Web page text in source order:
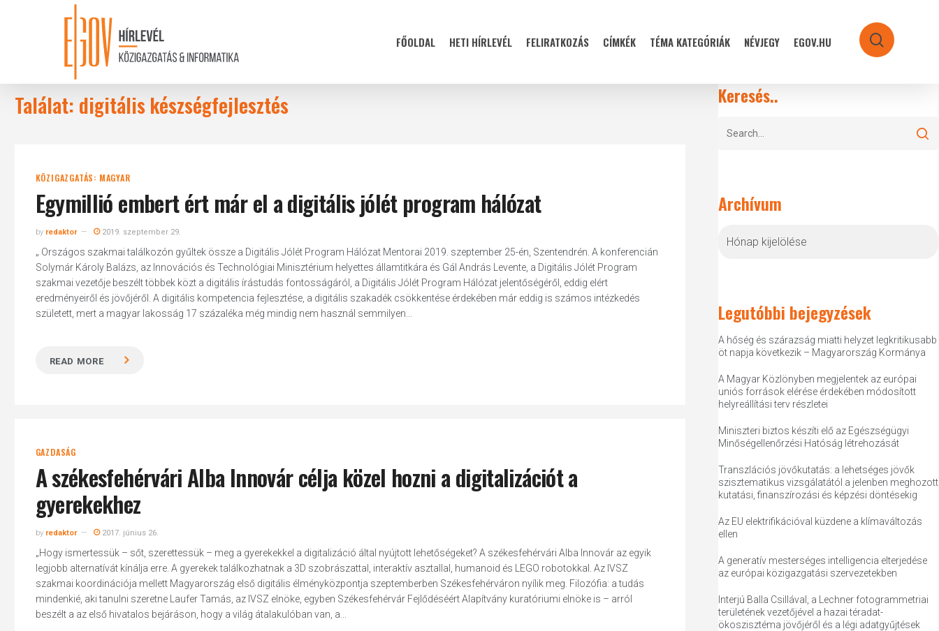
FŐOLDAL HETI HÍRLEVÉL FELIRATKOZÁS CÍMKÉK TÉMA KATEGÓRIÁK NÉVJEGY EGOV.HU search
Találat: digitális készségfejlesztés
KÖZIGAZGATÁS: MAGYAR
Egymillió embert ért már el a digitális jólét program hálózat
by redaktor 2019. szeptember 29.
„ Országos szakmai találkozón gyűltek össze a Digitális Jólét Program Hálózat Mentorai 2019. szeptember 25-én, Szentendrén. A konferencián
Solymár Károly Balázs, az Innovációs és Technológiai Minisztérium helyettes államtitkára és Gál András Levente, a Digitális Jólét Program
szakmai vezetője beszélt többek közt a digitális írástudás fontosságáról, a Digitális Jólét Program Hálózat jelentőségéről, eddig elért
eredményeiről és jövőjéről. A digitális kompetencia fejlesztése, a digitális szakadék csökkentése érdekében már eddig is számos intézkedés
született, mert a magyar lakosság 17 százaléka még mindig nem használ semmilyen...
READ MORE
GAZDASÁG
A székesfehérvári Alba Innovár célja közel hozni a digitalizációt a
gyerekekhez
by redaktor 2017. június 26.
„Hogy ismertessük – sőt, szerettessük – meg a gyerekekkel a digitalizáció által nyújtott lehetőségeket? A székesfehérvári Alba Innovár az egyik
legjobb alternatívát kínálja erre. A gyerekek találkozhatnak a 3D szobrászattal, interaktív asztallal, humanoid és LEGO robotokkal. Az IVSZ
szakmai koordinációja mellett Magyarország első digitális élményközpontja szeptemberben Székesfehérváron nyílik meg. Filozófia: a tudás
mindenkié, aki tanulni szeretne Laufer Tamás, az IVSZ elnöke, egyben Székesfehérvár Fejlődéséért Alapítvány kuratóriumi elnöke is – arról
beszélt a az első hivatalos bejáráson, hogy a világ átalakulóban van, a...
Keresés..
Archívum
Legutóbbi bejegyzések
A hőség és szárazság miatti helyzet legkritikusabb
öt napja következik – Magyarország Kormánya
A Magyar Közlönyben megjelentek az európai
uniós források elérése érdekében módosított
helyreállítási terv részletei
Miniszteri biztos készíti elő az Egészségügyi
Minőségellenőrzési Hatóság létrehozását
Transzlációs jövőkutatás: a lehetséges jövők
szisztematikus vizsgálatától a jelenben meghozott
kutatási, finanszírozási és képzési döntésekig
Az EU elektrifikációval küzdene a klímaváltozás
ellen
A generatív mesterséges intelligencia elterjedése
az európai közigazgatási szervezetekben
Interjú Balla Csillával, a Lechner fotogrammetriai
területének vezetőjével a hazai téradat-
ökoszisztéma jövőjéről és a légi adatgyűjtések